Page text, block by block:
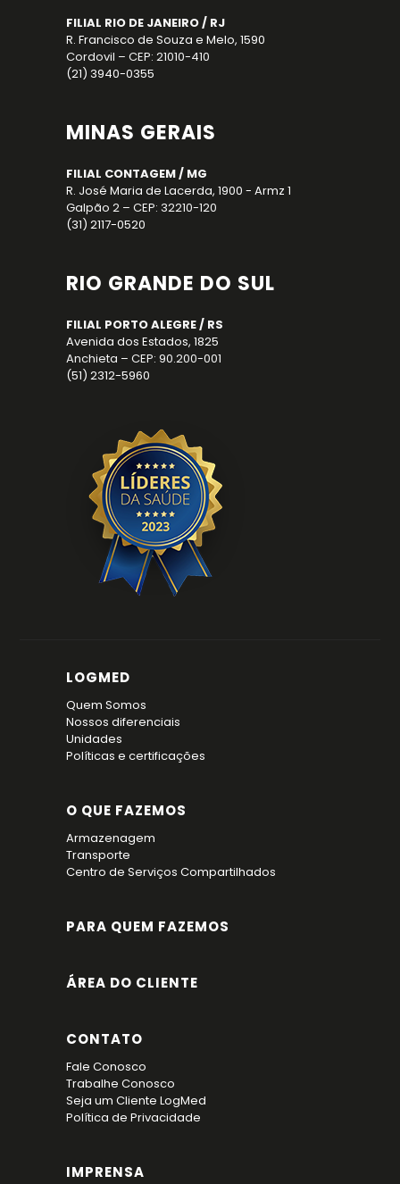
FILIAL RIO DE JANEIRO / RJ
R. Francisco de Souza e Melo, 1590
Cordovil – CEP: 21010-410
(21) 3940-0355
MINAS GERAIS
FILIAL CONTAGEM / MG
R. José Maria de Lacerda, 1900 - Armz 1
Galpão 2 – CEP: 32210-120
(31) 2117-0520
RIO GRANDE DO SUL
FILIAL PORTO ALEGRE / RS
Avenida dos Estados, 1825
Anchieta – CEP: 90.200-001
(51) 2312-5960
LOGMED
Quem Somos
Nossos diferenciais
Unidades
Políticas e certificações
O QUE FAZEMOS
Armazenagem
Transporte
Centro de Serviços Compartilhados
PARA QUEM FAZEMOS
ÁREA DO CLIENTE
CONTATO
Fale Conosco
Trabalhe Conosco
Seja um Cliente LogMed
Política de Privacidade
IMPRENSA